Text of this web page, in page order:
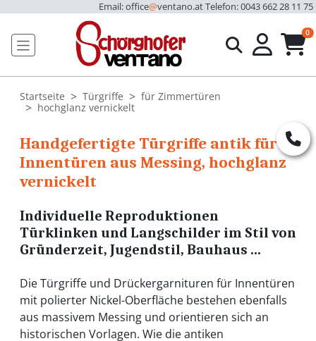
Email: office@ventano.atTelefon: 0043 662 28 11 75
0
Startseite Türgriffe
für Zimmertüren
hochglanz vernickelt
Handgefertigte Türgriffe antik für
Innentüren aus Messing, hochglanz
vernickelt
Individuelle Reproduktionen
Türklinken und Langschilder im Stil von
Gründerzeit, Jugendstil, Bauhaus ...
Die Türgriffe und Drückergarnituren für Innentüren
mit polierter Nickel-Oberfläche bestehen ebenfalls
aus massivem Messing und orientieren sich an
historischen Vorlagen. Wie die antiken